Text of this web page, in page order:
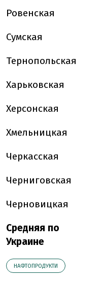
Ровенская
Сумская
Тернопольская
Харьковская
Херсонская
Хмельницкая
Черкасская
Черниговская
Черновицкая
Средняя по
Украине
НАФТОПРОДУКТИ